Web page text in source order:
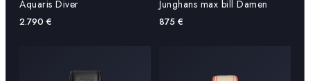
Aquaris Diver
2.790 €
Junghans max bill Damen
875 €